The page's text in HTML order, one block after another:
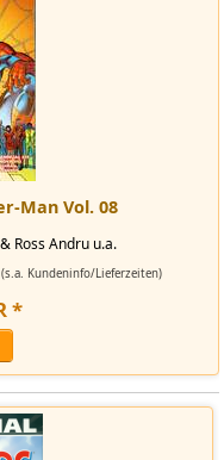
Man Vol. 08
Ross Andru u.a.
(s.a. Kundeninfo/Lieferzeiten)
*